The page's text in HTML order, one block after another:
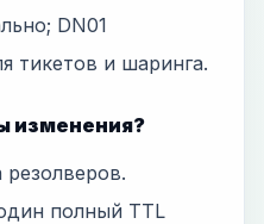
DN01
тикетов и шаринга.
изменения?
полный TTL